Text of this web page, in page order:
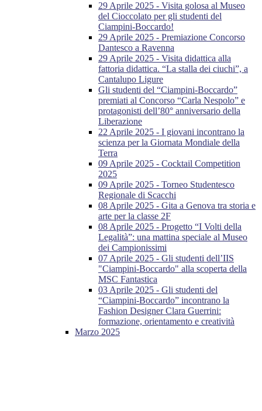
29 Aprile 2025 - Visita golosa al Museo
del Cioccolato per gli studenti del
Ciampini-Boccardo!
29 Aprile 2025 - Premiazione Concorso
Dantesco a Ravenna
29 Aprile 2025 - Visita didattica alla
fattoria didattica. “La stalla dei ciuchi”, a
Cantalupo Ligure
Gli studenti del “Ciampini-Boccardo”
premiati al Concorso “Carla Nespolo” e
protagonisti dell’80° anniversario della
Liberazione
22 Aprile 2025 - I giovani incontrano la
scienza per la Giornata Mondiale della
Terra
09 Aprile 2025 - Cocktail Competition
2025
09 Aprile 2025 - Torneo Studentesco
Regionale di Scacchi
08 Aprile 2025 - Gita a Genova tra storia e
arte per la classe 2F
08 Aprile 2025 - Progetto “I Volti della
Legalità”: una mattina speciale al Museo
dei Campionissimi
07 Aprile 2025 - Gli studenti dell’IIS
"Ciampini-Boccardo" alla scoperta della
MSC Fantastica
03 Aprile 2025 - Gli studenti del
“Ciampini-Boccardo” incontrano la
Fashion Designer Clara Guerrini:
formazione, orientamento e creatività
Marzo 2025